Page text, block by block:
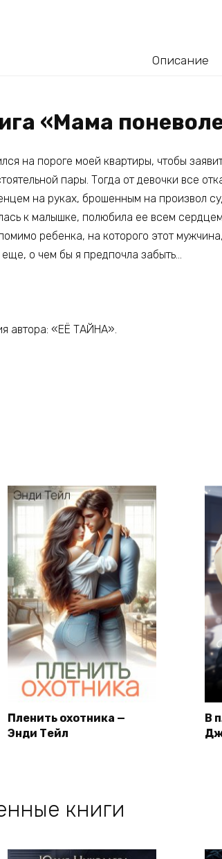
Описание
«Мама
на пороге моей квартиры, чтобы
пары. Тогда от девочки все
на руках, брошенным на произвол
к малышке, полюбила ее всем
помимо ребенка, на которого этот
о чем бы я предпочла забыть…
автора: «ЕЁ ТАЙНА»‎.
Пленить охотника —
Энди Тейл
В
книги